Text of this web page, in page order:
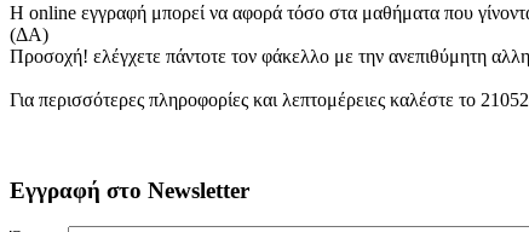
Η online εγγραφή μπορεί να αφορά τόσο στα μαθήματα που
(ΔΑ)
Προσοχή! ελέγχετε πάντοτε τον φάκελλο με την ανεπιθύμητη
Για περισσότερες πληροφορίες και λεπτομέρειες καλέστε το
Εγγραφή στο Newsletter